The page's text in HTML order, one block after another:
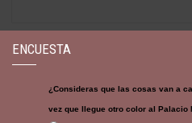
ENCUESTA
¿Consideras que las cosas van a
vez que llegue otro color al Palacio